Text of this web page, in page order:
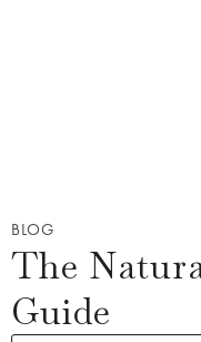
BLOG
The
Guide